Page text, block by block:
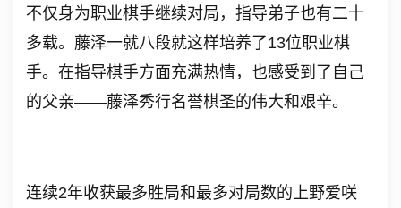
不仅身为职业棋手继续对局，指导弟子也有二十
多载。藤泽一就八段就这样培养了13位职业棋
手。在指导棋手方面充满热情，也感受到了自己
的父亲——藤泽秀行名誉棋圣的伟大和艰辛。
连续2年收获最多胜局和最多对局数的上野爱咲